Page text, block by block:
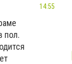
пол.
14:55